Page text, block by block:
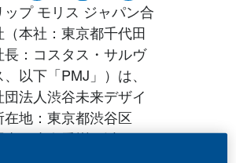
ップ モリス ジャパン合
（本社：東京都千代田
長：コスタス・サルヴ
、以下「PMJ」）は、
法人渋谷未来デザイ
在地：東京都渋谷区
事：小泉秀樹、以下